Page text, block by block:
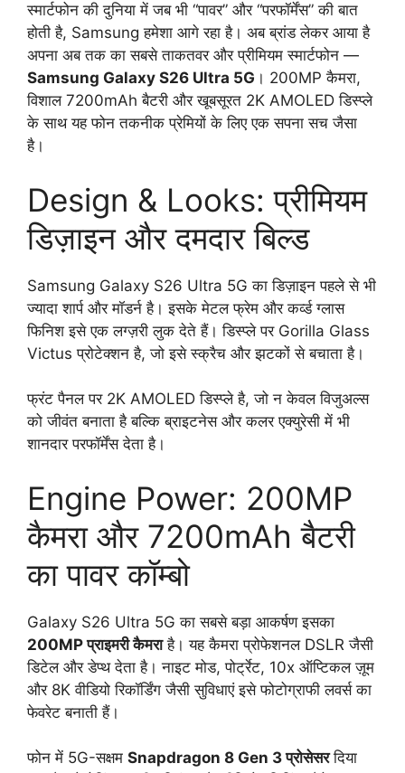
स्मार्टफोन की दुनिया में जब भी “पावर” और “परफॉर्मेंस” की बात
होती है, Samsung हमेशा आगे रहा है। अब ब्रांड लेकर आया है
अपना अब तक का सबसे ताकतवर और प्रीमियम स्मार्टफोन —
Samsung Galaxy S26 Ultra 5G । 200MP कैमरा,
विशाल 7200mAh बैटरी और खूबसूरत 2K AMOLED डिस्प्ले
के साथ यह फोन तकनीक प्रेमियों के लिए एक सपना सच जैसा
है।
Design & Looks: प्रीमियम
डिज़ाइन और दमदार बिल्ड
Samsung Galaxy S26 Ultra 5G का डिज़ाइन पहले से भी
ज्यादा शार्प और मॉडर्न है। इसके मेटल फ्रेम और कर्व्ड ग्लास
फिनिश इसे एक लग्ज़री लुक देते हैं। डिस्प्ले पर Gorilla Glass
Victus प्रोटेक्शन है, जो इसे स्क्रैच और झटकों से बचाता है।
फ्रंट पैनल पर 2K AMOLED डिस्प्ले है, जो न केवल विजुअल्स
को जीवंत बनाता है बल्कि ब्राइटनेस और कलर एक्युरेसी में भी
शानदार परफॉर्मेंस देता है।
Engine Power: 200MP
कैमरा और 7200mAh बैटरी
का पावर कॉम्बो
Galaxy S26 Ultra 5G का सबसे बड़ा आकर्षण इसका
200MP प्राइमरी कैमराहै। यह कैमरा प्रोफेशनल DSLR जैसी
डिटेल और डेप्थ देता है। नाइट मोड, पोर्ट्रेट, 10x ऑप्टिकल ज़ूम
और 8K वीडियो रिकॉर्डिंग जैसी सुविधाएं इसे फोटोग्राफी लवर्स का
फेवरेट बनाती हैं।
फोन में 5G-सक्षम Snapdragon 8 Gen 3 प्रोसेसरदिया